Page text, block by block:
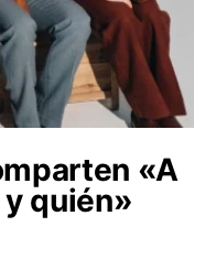
«A
quién»